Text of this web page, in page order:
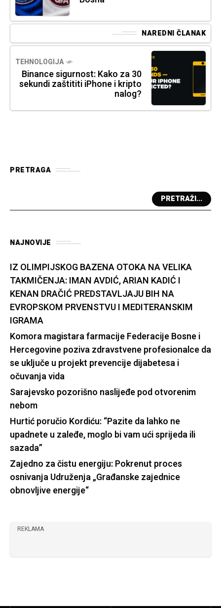
NAREDNI ČLANAK
TEHNOLOGIJA
Binance sigurnost: Kako za 30
sekundi zaštititi iPhone i kripto
nalog?
PRETRAGA
PRETRAŽI...
NAJNOVIJE
IZ OLIMPIJSKOG BAZENA OTOKA NA VELIKA
TAKMIČENJA: IMAN AVDIĆ, ARIAN KADIĆ I
KENAN DRAČIĆ PREDSTAVLJAJU BIH NA
EVROPSKOM PRVENSTVU I MEDITERANSKIM
IGRAMA
Komora magistara farmacije Federacije Bosne i
Hercegovine poziva zdravstvene profesionalce da
se uključe u projekt prevencije dijabetesa i
očuvanja vida
Sarajevsko pozorišno naslijeđe pod otvorenim
nebom
Hurtić poručio Kordiću: “Pazite da lahko ne
upadnete u zaleđe, moglo bi vam ući sprijeda ili
sazada”
Zajedno za čistu energiju: Pokrenut proces
osnivanja Udruženja „Građanske zajednice
obnovljive energije“
REKLAMA